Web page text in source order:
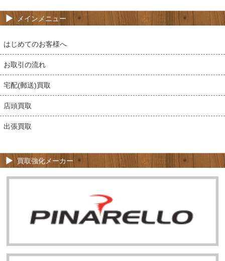
メインメニュー
はじめてのお客様へ
お取引の流れ
宅配(郵送)買取
店頭買取
出張買取
買取強化メーカー